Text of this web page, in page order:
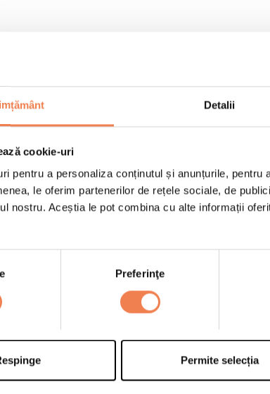
Detalii
cookie-uri
pentru a personaliza conținutul și anunțurile,
le oferim partenerilor de rețele sociale, de
nostru. Aceștia le pot combina cu alte informații
Preferinţe
Permite selecția
ce le adaugi.
1
1
2